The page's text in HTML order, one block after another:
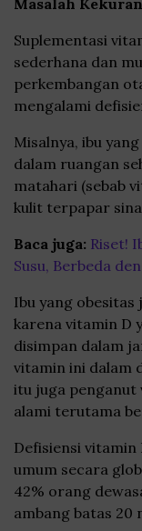
Suplementasi
sederhana dan
perkembangan
mengalami
Misalnya, ibu
dalam ruangan
matahari (sebab
kulit terpapar
Baca juga: Riset!
Susu, Berbeda
Ibu yang
karena vitamin D
disimpan dalam
vitamin ini dalam
itu juga penganut
alami terutama
Defisiensi vitamin
umum secara
42% orang
ambang batas 20